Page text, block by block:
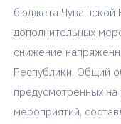
бюджета Чувашской
дополнительных
снижение
Республики. Общий
предусмотренных
мероприятий,